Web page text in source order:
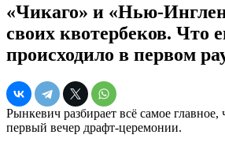
«Чикаго» и «Нью-
своих квотербеков. Что
происходило в первом
Рынкевич разбирает всё самое
первый вечер драфт-церемонии.